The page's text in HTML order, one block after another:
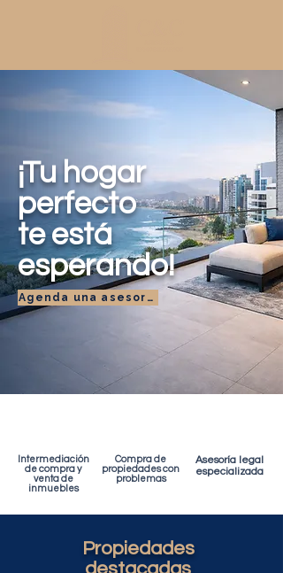
¡Tu hogar
perfecto
te está
esperando!
Agenda una asesoría
Intermediación
de compra y
venta de
inmuebles
Compra de
propiedades con
problemas
Asesoría legal
especializada
Propiedades